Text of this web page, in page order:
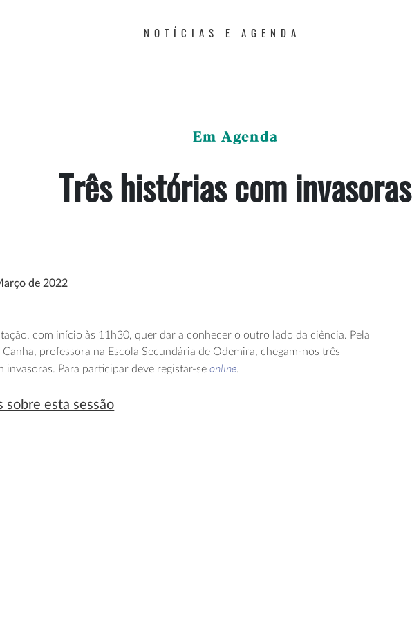
NOTÍCIAS E AGENDA
Em Agenda
Três histórias com invasoras
de 2022
com início às 11h30, quer dar a conhecer o outro lado da ciência. Pela
Canha, professora na Escola Secundária de Odemira, chegam-nos três
invasoras. Para participar deve registar-seonline.
sobre esta sessão